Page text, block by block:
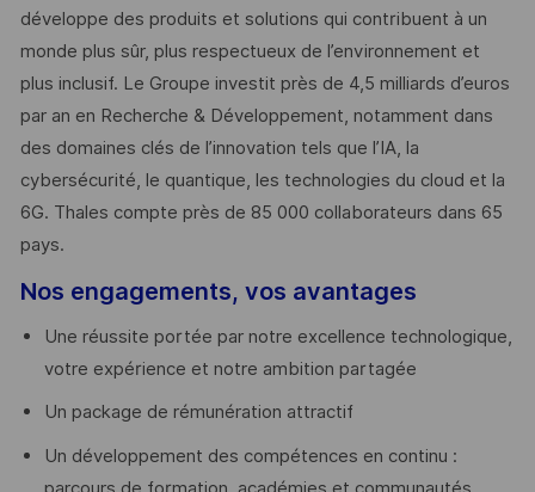
développe des produits et solutions qui contribuent à un
monde plus sûr, plus respectueux de l’environnement et
plus inclusif. Le Groupe investit près de 4,5 milliards d’euros
par an en Recherche & Développement, notamment dans
des domaines clés de l’innovation tels que l’IA, la
cybersécurité, le quantique, les technologies du cloud et la
6G. Thales compte près de 85 000 collaborateurs dans 65
pays. ​
Nos engagements, vos avantages
Une réussite portée par notre excellence technologique,
votre expérience et notre ambition partagée
Un package de rémunération attractif
Un développement des compétences en continu :